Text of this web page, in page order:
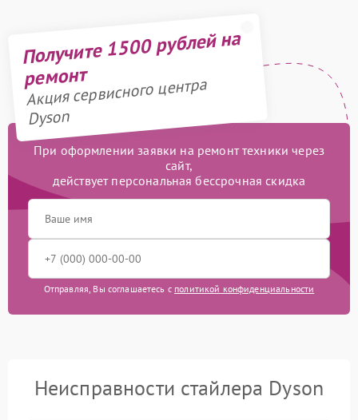
Получите 1500 рублей на
ремонт
Акция сервисного центра
Dyson
При оформлении заявки на ремонт техники через
сайт,
действует персональная бессрочная скидка
Отправляя, Вы соглашаетесь с политикой конфиденциальности
Неисправности стайлера Dyson